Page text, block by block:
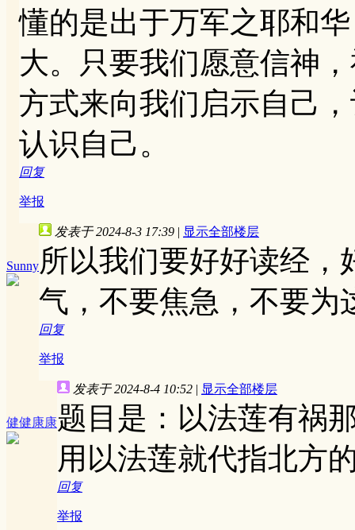
懂的是出于万军之耶和
大。只要我们愿意信神
方式来向我们启示自己
认识自己。
回复
举报
Sunny
发表于 2024-8-3 17:39 | 显示全部楼层
所以我们要好好读经
气，不要焦急，不要为
回复
举报
健健康康
发表于 2024-8-4 10:52 | 显示全部楼层
题目是：以法莲有祸
用以法莲就代指北方
回复
举报